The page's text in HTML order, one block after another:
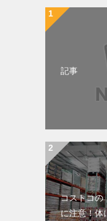
記事
コストコの
に注意！体